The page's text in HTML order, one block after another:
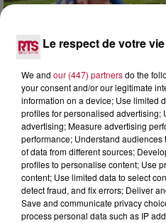
7h42
NOS IDÉES DE SORTIE
Comme tous les vendredis,
rendez-vous à ne pas
envie de voyager à l'autre
Le respect de votre
We and our (447) partnersdo the
your consent and/or our legitimate
information on a device; Use limited
profiles for personalised advertising;
advertising; Measure advertising
performance; Understand
of data from different sources;
profiles to personalise content; Use
content; Use limited data to select
detect fraud, and fix errors; Deliver
Save and communicate privacy
process personal data such as IP